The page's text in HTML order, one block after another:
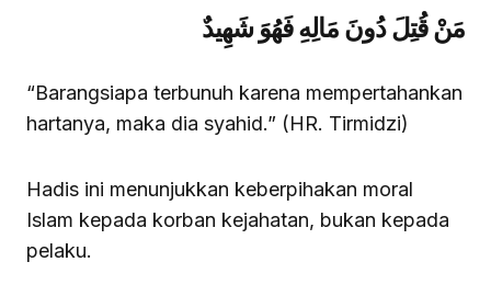
مَنْ قُتِلَ دُونَ مَالِهِ فَهُوَ شَهِيدٌ
“Barangsiapa terbunuh karena mempertahankan
hartanya, maka dia syahid.” (HR. Tirmidzi)
Hadis ini menunjukkan keberpihakan moral
Islam kepada korban kejahatan, bukan kepada
pelaku.